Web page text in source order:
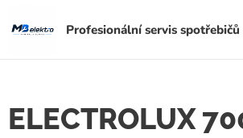
Profesionální servis spotřebičů
ELECTROLUX